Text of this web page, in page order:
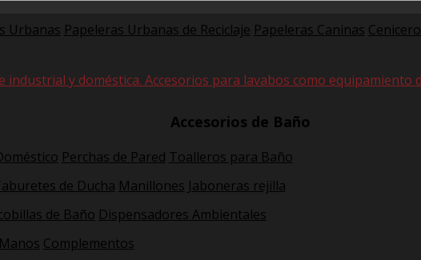
Urbanas Papeleras Urbanas de Reciclaje Papeleras Caninas
industrial y doméstica. Accesorios para lavabos como equipamiento
Accesorios de Baño
Perchas de Pared Toalleros para Baño
de Ducha Manillones Jaboneras rejilla
de Baño Dispensadores Ambientales
Complementos